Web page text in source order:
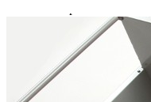
Ширина: 480 мм
Толщина: 1,5 мм
Коврик продается
Материалы